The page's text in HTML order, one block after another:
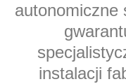
autonomiczne
instalacji